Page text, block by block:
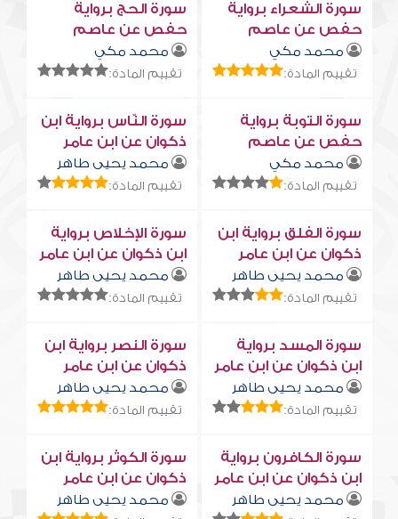
سورة الشعراء برواية
حفص عن عاصم
محمد مكي
تقييم المادة:
سورة الحج برواية
حفص عن عاصم
محمد مكي
تقييم المادة:
سورة التوبة برواية
حفص عن عاصم
محمد مكي
تقييم المادة:
سورة النّاس برواية ابن
ذكوان عن ابن عامر
محمد يحيى طاهر
تقييم المادة:
سورة الفلق برواية ابن
ذكوان عن ابن عامر
محمد يحيى طاهر
تقييم المادة:
سورة الإخلاص برواية
ابن ذكوان عن ابن عامر
محمد يحيى طاهر
تقييم المادة:
سورة المسد برواية
ابن ذكوان عن ابن عامر
محمد يحيى طاهر
تقييم المادة:
سورة النصر برواية ابن
ذكوان عن ابن عامر
محمد يحيى طاهر
تقييم المادة:
سورة الكافرون برواية
ابن ذكوان عن ابن عامر
محمد يحيى طاهر
سورة الكوثر برواية ابن
ذكوان عن ابن عامر
محمد يحيى طاهر